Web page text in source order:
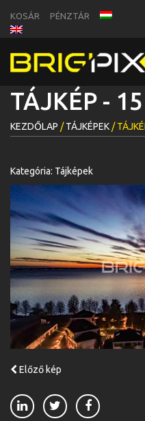
KOSÁR PÉNZTÁR
TÁJKÉP -
KEZDŐLAP /TÁJKÉPEK /
Kategória: Tájképek
Előző kép